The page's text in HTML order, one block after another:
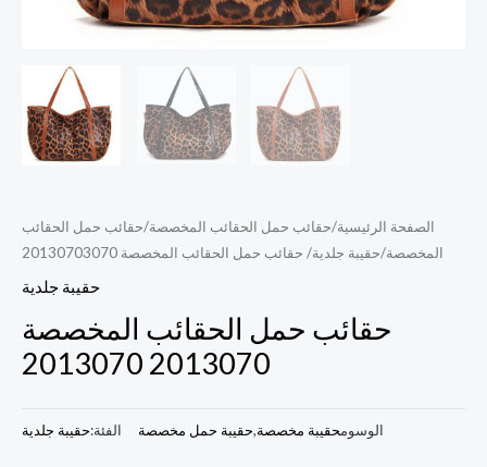
الصفحة الرئيسية/حقائب حمل الحقائب المخصصة/حقائب حمل الحقائب
المخصصة/حقيبة جلدية/ حقائب حمل الحقائب المخصصة 20130703070
حقيبة جلدية
حقائب حمل الحقائب المخصصة
2013070 2013070
الفئة:حقيبة جلدية الوسومحقيبة مخصصة,حقيبة حمل مخصصة